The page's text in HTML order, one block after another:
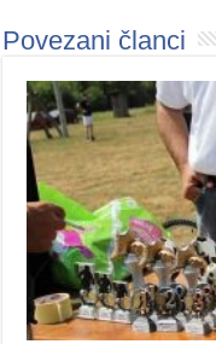
Povezani članci